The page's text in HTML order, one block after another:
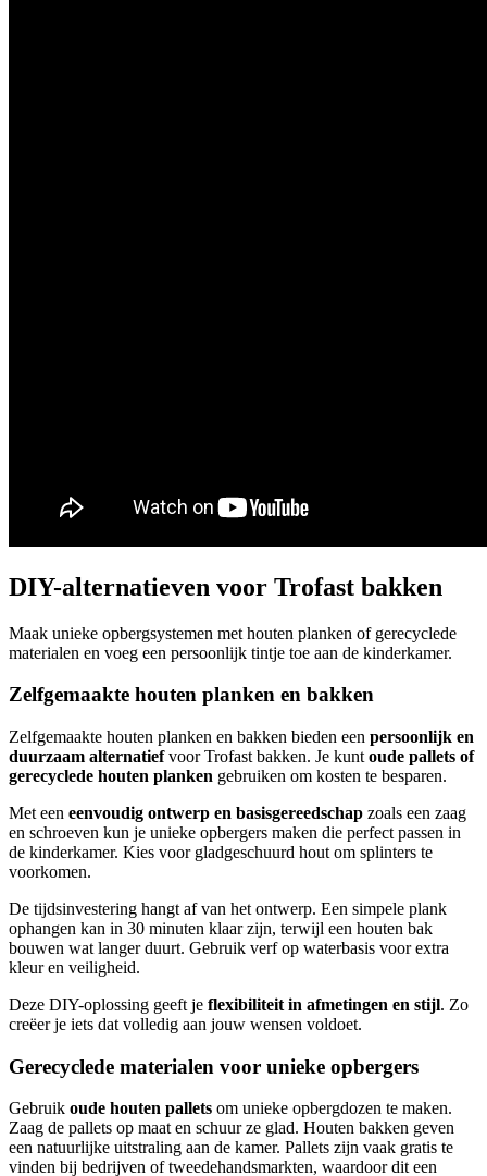
DIY-alternatieven voor Trofast bakken
Maak unieke opbergsystemen met houten planken of gerecyclede
materialen en voeg een persoonlijk tintje toe aan de kinderkamer.
Zelfgemaakte houten planken en bakken
Zelfgemaakte houten planken en bakken bieden een persoonlijk en
duurzaam alternatiefvoor Trofast bakken. Je kunt oude pallets of
gerecyclede houten planken gebruiken om kosten te besparen.
Met een eenvoudig ontwerp en basisgereedschap zoals een zaag
en schroeven kun je unieke opbergers maken die perfect passen in
de kinderkamer. Kies voor gladgeschuurd hout om splinters te
voorkomen.
De tijdsinvestering hangt af van het ontwerp. Een simpele plank
ophangen kan in 30 minuten klaar zijn, terwijl een houten bak
bouwen wat langer duurt. Gebruik verf op waterbasis voor extra
kleur en veiligheid.
Deze DIY-oplossing geeft je flexibiliteit in afmetingen en stijl. Zo
creëer je iets dat volledig aan jouw wensen voldoet.
Gerecyclede materialen voor unieke opbergers
Gebruik oude houten pallets om unieke opbergdozen te maken.
Zaag de pallets op maat en schuur ze glad. Houten bakken geven
een natuurlijke uitstraling aan de kamer. Pallets zijn vaak gratis te
vinden bij bedrijven of tweedehandsmarkten, waardoor dit een